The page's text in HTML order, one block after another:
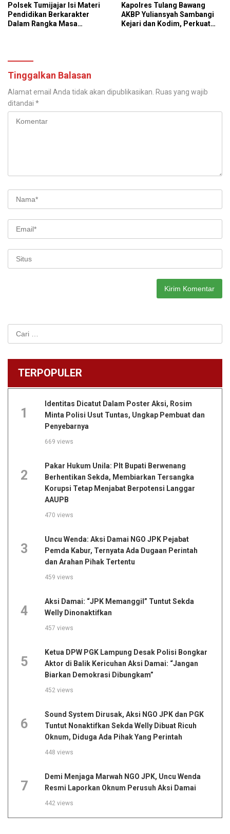
Polsek Tumijajar Isi Materi
Pendidikan Berkarakter
Dalam Rangka Masa
Kapolres Tulang Bawang
AKBP Yuliansyah Sambangi
Kejari dan Kodim, Perkuat
Tinggalkan Balasan
Alamat email Anda tidak akan dipublikasikan. Ruas yang wajib
ditandai *
TERPOPULER
1
Identitas Dicatut Dalam Poster Aksi, Rosim
Minta Polisi Usut Tuntas, Ungkap Pembuat dan
Penyebarnya
669 views
2
Pakar Hukum Unila: Plt Bupati Berwenang
Berhentikan Sekda, Membiarkan Tersangka
Korupsi Tetap Menjabat Berpotensi Langgar
AAUPB
470 views
3
Uncu Wenda: Aksi Damai NGO JPK Pejabat
Pemda Kabur, Ternyata Ada Dugaan Perintah
dan Arahan Pihak Tertentu
459 views
4
Aksi Damai: “JPK Memanggil” Tuntut Sekda
Welly Dinonaktifkan
457 views
5
Ketua DPW PGK Lampung Desak Polisi Bongkar
Aktor di Balik Kericuhan Aksi Damai: “Jangan
Biarkan Demokrasi Dibungkam”
452 views
6
Sound System Dirusak, Aksi NGO JPK dan PGK
Tuntut Nonaktifkan Sekda Welly Dibuat Ricuh
Oknum, Diduga Ada Pihak Yang Perintah
448 views
7
Demi Menjaga Marwah NGO JPK, Uncu Wenda
Resmi Laporkan Oknum Perusuh Aksi Damai
442 views